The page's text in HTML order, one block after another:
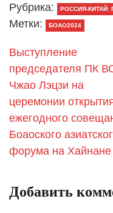
Рубрика: РОССИЯ-КИТАЙ:
Метки: БОАО2024
Выступление
председателя ПК
Чжао Лэцзи на
церемонии
ежегодного
Боаоского
форума на Хайнане
Добавить